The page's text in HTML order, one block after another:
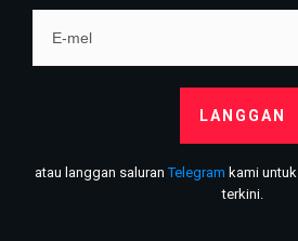
LANGGAN
atau langgan saluranTelegram kami
terkini.